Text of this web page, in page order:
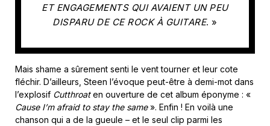
ET ENGAGEMENTS QUI AVAIENT UN PEU
DISPARU DE CE ROCK À GUITARE. »
Mais shame a sûrement senti le vent tourner et leur cote
fléchir. D’ailleurs, Steen l’évoque peut-être à demi-mot dans
l’explosif Cutthroaten ouverture de cet album éponyme : «
Cause I’m afraid to stay the same». Enfin ! En voilà une
chanson qui a de la gueule – et le seul clip parmi les